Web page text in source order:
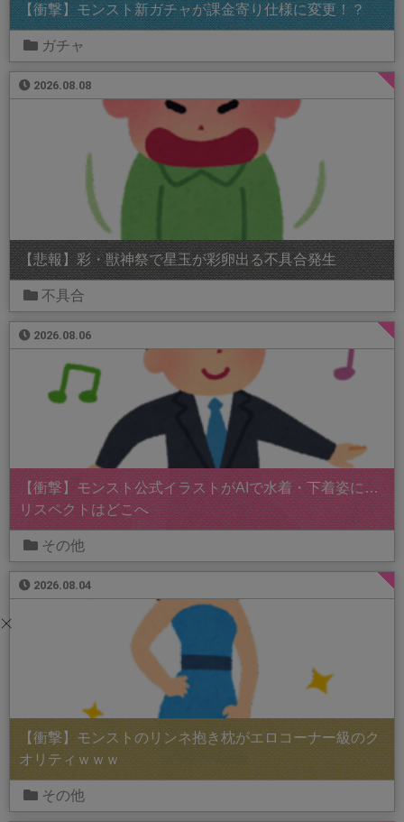
【衝撃】モンスト新ガチャが課金寄り仕様に変更！？
ガチャ
2026.08.08
【悲報】彩・獣神祭で星玉が彩卵出る不具合発生
不具合
2026.08.06
【衝撃】モンスト公式イラストがAIで水着・下着姿に…
リスペクトはどこへ
その他
2026.08.04
【衝撃】モンストのリンネ抱き枕がエロコーナー級のク
オリティｗｗｗ
その他